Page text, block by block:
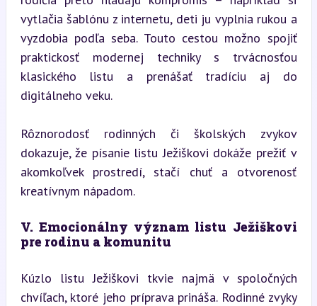
vytlačia šablónu z internetu, deti ju vyplnia rukou a
vyzdobia podľa seba. Touto cestou možno spojiť
praktickosť modernej techniky s trvácnosťou
klasického listu a prenášať tradíciu aj do
digitálneho veku.
Rôznorodosť rodinných či školských zvykov
dokazuje, že písanie listu Ježiškovi dokáže prežiť v
akomkoľvek prostredí, stačí chuť a otvorenosť
kreatívnym nápadom.
V. Emocionálny význam listu Ježiškovi
pre rodinu a komunitu
Kúzlo listu Ježiškovi tkvie najmä v spoločných
chvíľach, ktoré jeho príprava prináša. Rodinné zvyky